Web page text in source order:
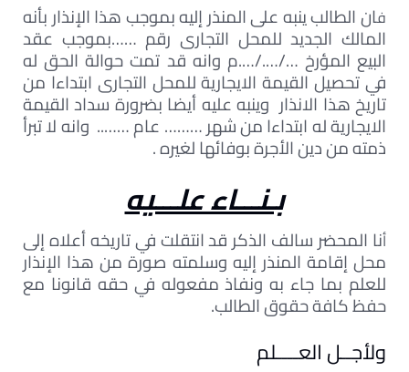
فان الطالب ينبه على المنذر إليه بموجب هذا الإنذار بأنه
المالك الجديد للمحل التجارى رقم ……بموجب عقد
البيع المؤرخ …/…./….م وانه قد تمت حوالة الحق له
في تحصيل القيمة الايجارية للمحل التجارى ابتداءا من
تاريخ هذا الانذار وينبه عليه أيضا بضرورة سداد القيمة
الايجارية له ابتداءا من شهر ……… عام …….. وانه لا تبرأ
ذمته من دين الأجرة بوفائها لغيره .
بـنـــاء علـــيه
أنا المحضر سالف الذكر قد انتقلت في تاريخه أعلاه إلى
محل إقامة المنذر إليه وسلمته صورة من هذا الإنذار
للعلم بما جاء به ونفاذ مفعوله في حقه قانونا مع
حفظ كافة حقوق الطالب.
ولأجــل العــــلم